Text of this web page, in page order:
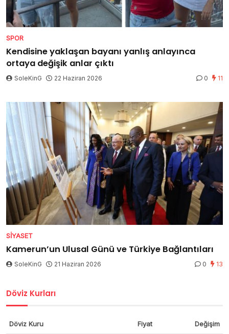
SPOR
Kendisine yaklaşan bayanı yanlış anlayınca
ortaya değişik anlar çıktı
SoleKinG 22 Haziran 2026 0 11
SIYASET
Kamerun’un Ulusal Günü ve Türkiye Bağlantıları
SoleKinG 21 Haziran 2026 0 13
Döviz Kurları
Döviz Kuru Fiyat Değişim